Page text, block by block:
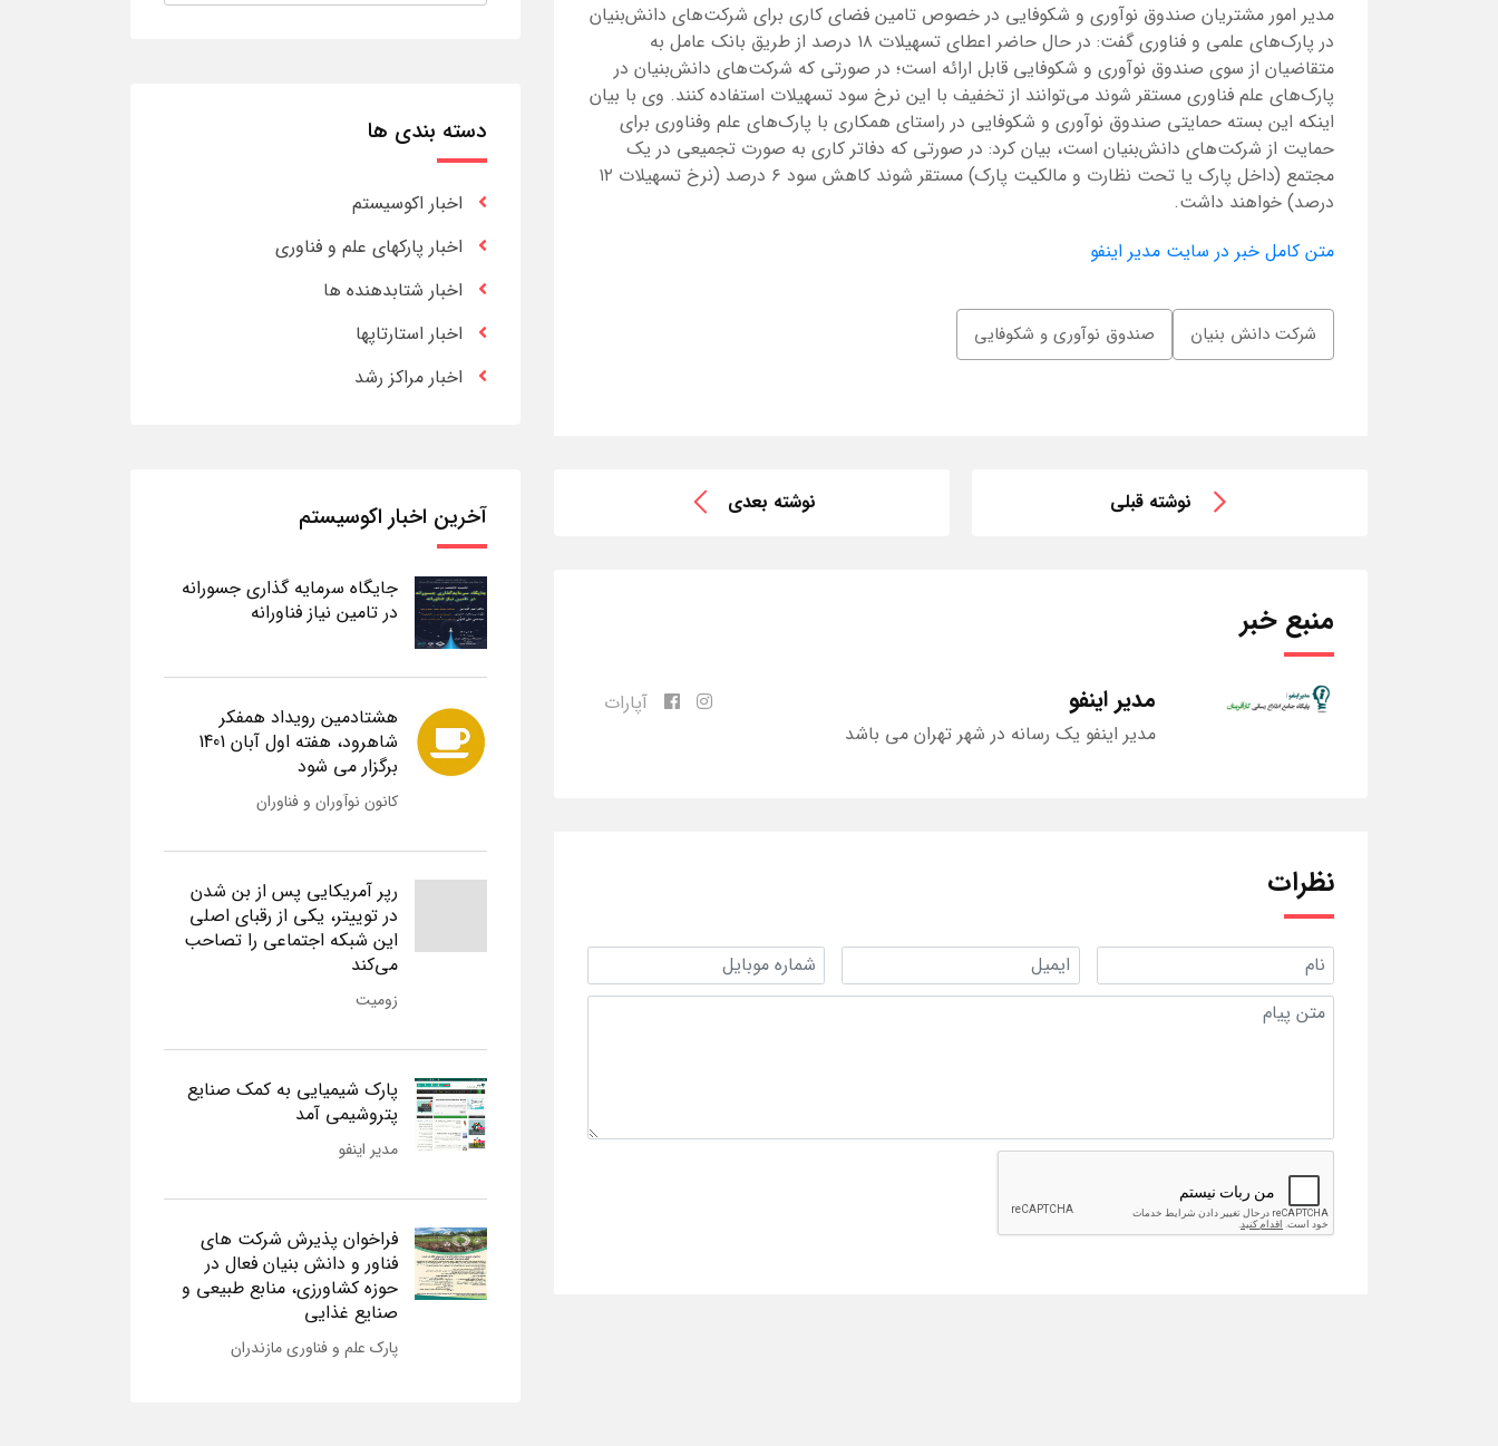
مدیر امور مشتریان صندوق نوآوری و شکوفایی در خصوص تامین فضای کاری برای شرکت‌های دانش‌بنیان
در پارک‌های علمی و فناوری گفت: در حال حاضر اعطای تسهیلات ۱۸ درصد از طریق بانک عامل به
متقاضیان از سوی صندوق نوآوری و شکوفایی قابل ارائه است؛ در صورتی که شرکت‌های دانش‌بنیان در
پارک‌های علم فناوری مستقر شوند می‌توانند از تخفیف با این نرخ سود تسهیلات استفاده کنند. وی با بیان
اینکه این بسته حمایتی صندوق نوآوری و شکوفایی در راستای همکاری با پارک‌های علم وفناوری برای
حمایت از شرکت‌های دانش‌بنیان است، بیان کرد: در صورتی که دفاتر کاری به صورت تجمیعی در یک
مجتمع (داخل پارک یا تحت نظارت و مالکیت پارک) مستقر شوند کاهش سود ۶ درصد (نرخ تسهیلات ۱۲
درصد) خواهند داشت.
متن کامل خبر در سایت مدیر اینفو
شرکت دانش بنیان صندوق نوآوری و شکوفایی
نوشته قبلی نوشته بعدی
منبع خبر
مدیر اینفو
مدیر اینفو یک رسانه در شهر تهران می باشد
آپارات
نظرات
دسته بندی ها
اخبار اکوسیستم
اخبار پارکهای علم و فناوری
اخبار شتابدهنده ها
اخبار استارتاپها
اخبار مراکز رشد
آخرین اخبار اکوسیستم
جایگاه سرمایه گذاری جسورانه
در تامین نیاز فناورانه
هشتادمین رویداد همفکر
شاهرود، هفته اول آبان 1401
برگزار می شود
کانون نوآوران و فناوران
رپر آمریکایی پس از بن شدن
در توییتر، یکی از رقبای اصلی
این شبکه اجتماعی را تصاحب
می‌کند
زومیت
پارک شیمیایی به کمک صنایع
پتروشیمی آمد
مدیر اینفو
فراخوان پذیرش شرکت های
فناور و دانش بنیان فعال در
حوزه کشاورزی، منابع طبیعی و
صنایع غذایی
پارک علم و فناوری مازندران